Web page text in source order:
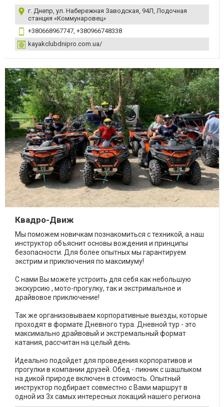
г. Днепр, ул. Набережная Заводская, 94Л, Лодочная
станция «Коммунаровец»
+380668967747, +380966748338
kayakclubdnipro.com.ua/
Квадро-Движ
Мы поможем новичкам познакомиться с техникой, а наш
инструктор объяснит основы вождения и принципы
безопасности. Для более опытных мы гарантируем
экстрим и приключения по максимуму!
С нами Вы можете устроить для себя как небольшую
экскурсию , мото-прогулку, так и экстримальное и
драйвовое приключение!
Так же организовываем корпоративные выезды, которые
проходят в формате Дневного тура. Дневной тур - это
максимально драйвовый и экстремальный формат
катания, рассчитан на целый день.
Идеально подойдет для проведения корпоративов и
прогулки в компании друзей. Обед - пикник с шашлыком
на дикой природе включен в стоимость. Опытный
инструктор подбирает совместно с Вами маршрут в
одной из 3х самых интересных локаций нашего региона